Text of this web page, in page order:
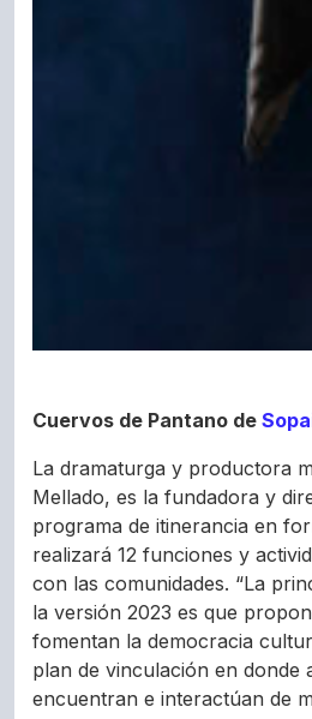
Cuervos de Pantano de
La dramaturga y productora
Mellado, es la fundadora y
programa de itinerancia en
realizará 12 funciones y
con las comunidades. “La
la versión 2023 es que
fomentan la democracia
plan de vinculación en donde
encuentran e interactúan de